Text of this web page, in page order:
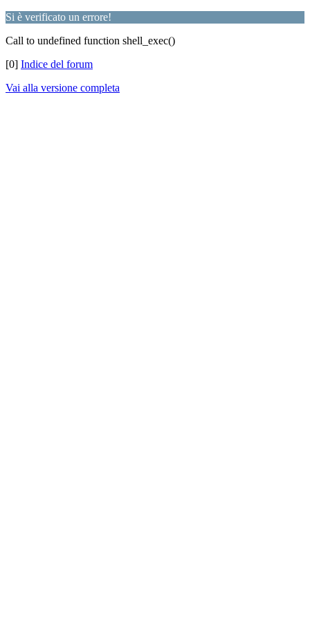
Si è verificato un errore!
Call to undefined function shell_exec()
[0] Indice del forum
Vai alla versione completa